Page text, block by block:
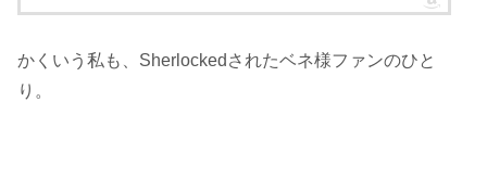
かくいう私も、Sherlockedされたベネ様ファンのひと
り。